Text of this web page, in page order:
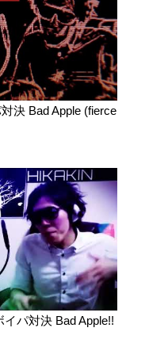
決 Bad Apple (fierce
パ対決 Bad Apple!!